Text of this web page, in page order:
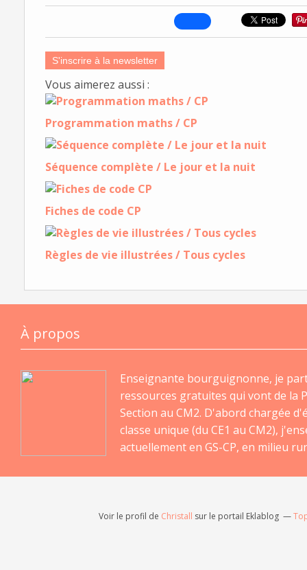
S'inscrire à la newsletter
Vous aimerez aussi :
Programmation maths / CP
Séquence complète / Le jour et la nuit
Fiches de code CP
Règles de vie illustrées / Tous cycles
À propos
Enseignante bourguignonne, je
ressources gratuites qui vont de la
Section au CM2. D'abord chargée
classe unique (du CE1 au CM2),
actuellement en GS-CP, en milieu
Voir le profil de Christall sur le portail Eklablog